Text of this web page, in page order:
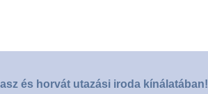
és horvát utazási iroda kínálatában!